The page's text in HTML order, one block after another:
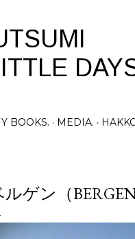
BOOKS. MEDIA.
ルゲン（